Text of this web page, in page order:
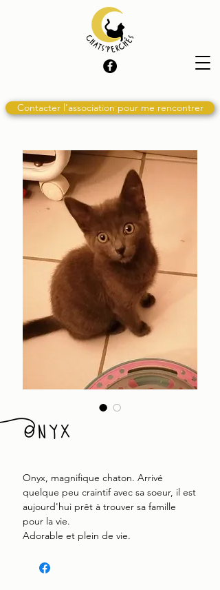
Contacter l'association pour me rencontrer
Onyx
Onyx, magnifique chaton. Arrivé
quelque peu craintif avec sa soeur, il est
aujourd'hui prêt à trouver sa famille
pour la vie.
Adorable et plein de vie.